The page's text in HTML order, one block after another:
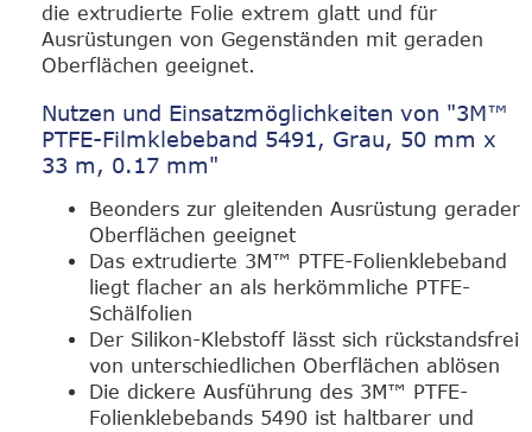
die extrudierte Folie extrem glatt und für
Ausrüstungen von Gegenständen mit geraden
Oberflächen geeignet.
Nutzen und Einsatzmöglichkeiten von "3M™
PTFE-Filmklebeband 5491, Grau, 50 mm x
33 m, 0.17 mm"
Beonders zur gleitenden Ausrüstung gerader
Oberflächen geeignet
Das extrudierte 3M™ PTFE-Folienklebeband
liegt flacher an als herkömmliche PTFE-
Schälfolien
Der Silikon-Klebstoff lässt sich rückstandsfrei
von unterschiedlichen Oberflächen ablösen
Die dickere Ausführung des 3M™ PTFE-
Folienklebebands 5490 ist haltbarer und